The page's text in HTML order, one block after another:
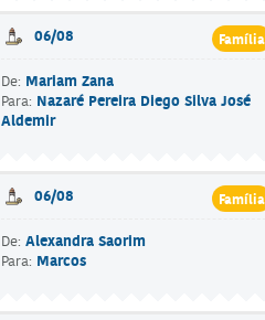
Família
06/08
De: Mariam Zana
Para: Nazaré Pereira Diego Silva José
Aldemir
Família
06/08
De: Alexandra Saorim
Para: Marcos